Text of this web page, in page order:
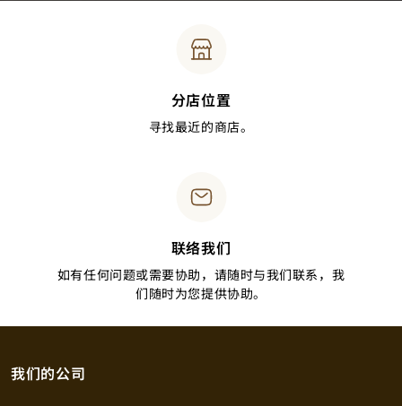
分店位置
寻找最近的商店。
联络我们
如有任何问题或需要协助，请随时与我们联系，我
们随时为您提供协助。
我们的公司